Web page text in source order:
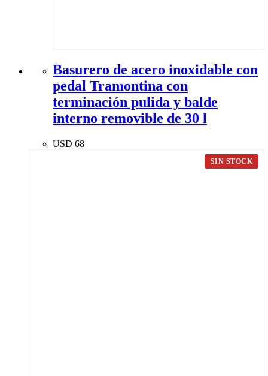
Basurero de acero inoxidable con
pedal Tramontina con
terminación pulida y balde
interno removible de 30 l
USD 68
SIN STOCK